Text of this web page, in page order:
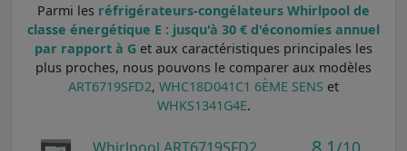
Parmi les réfrigérateurs-congélateurs Whirlpool de
classe énergétique E : jusqu'à 30 € d'économies annuel
par rapport à G et aux caractéristiques principales les
plus proches, nous pouvons le comparer aux modèles
ART6719SFD2, WHC18D041C1 6ÈME SENS et
WHKS1341G4E.